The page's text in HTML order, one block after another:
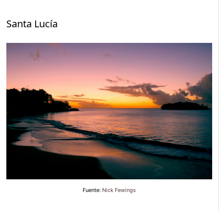
Santa Lucía
Fuente: Nick Fewings